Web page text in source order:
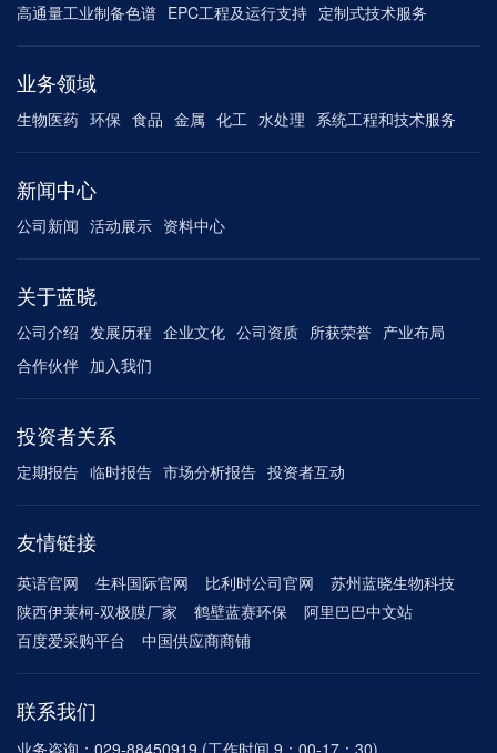
高通量工业制备色谱 EPC工程及运行支持 定制式技术服务
业务领域
生物医药 环保 食品 金属 化工 水处理 系统工程和技术服务
新闻中心
公司新闻 活动展示 资料中心
关于蓝晓
公司介绍 发展历程 企业文化 公司资质 所获荣誉 产业布局
合作伙伴 加入我们
投资者关系
定期报告 临时报告 市场分析报告 投资者互动
友情链接
英语官网 生科国际官网 比利时公司官网
苏州蓝晓生物科技
陕西伊莱柯-双极膜厂家
鹤壁蓝赛环保
阿里巴巴中文站
百度爱采购平台
中国供应商商铺
联系我们
业务咨询：029-88450919 (工作时间 9：00-17：30)